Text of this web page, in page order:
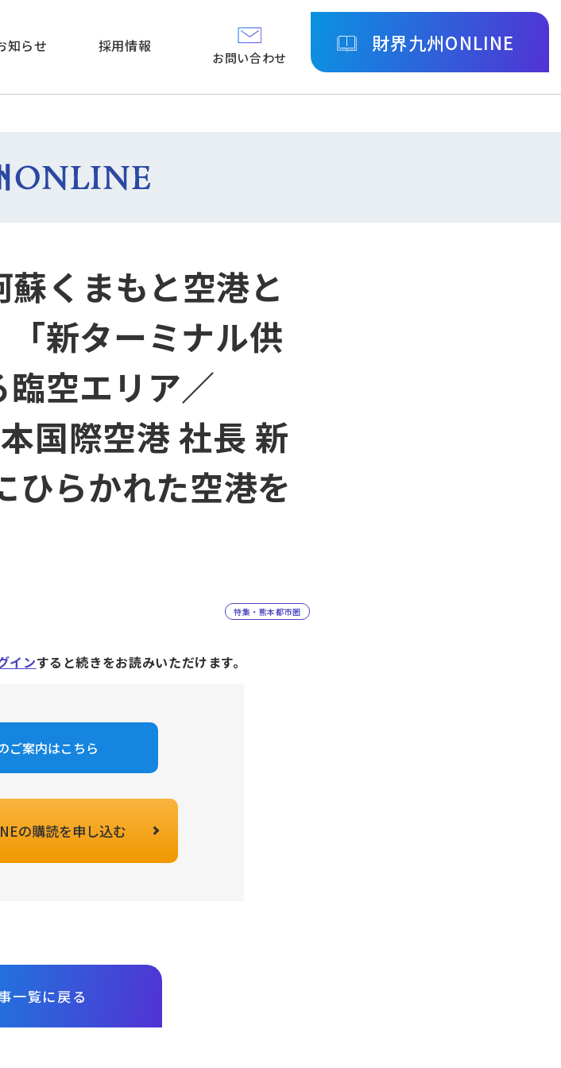
知らせ 採用情報
お問い合わせ
財界九州ONLINE
蘇くまもと空港と
新ターミナル供
空エリア／
国際空港 社長 新
ひらかれた空港を
特集・熊本都市圏
インすると続きをお読みいただけます。
ご案内はこちら
の購読を申し込む
一覧に戻る